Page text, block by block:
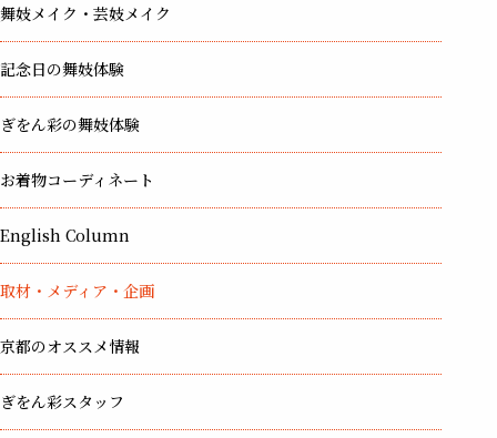
舞妓メイク・芸妓メイク
記念日の舞妓体験
ぎをん彩の舞妓体験
お着物コーディネート
English Column
取材・メディア・企画
京都のオススメ情報
ぎをん彩スタッフ